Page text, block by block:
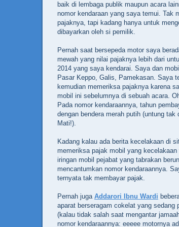
baik di lembaga publik maupun acara
nomor kendaraan yang saya temui. Tak
pajaknya, tapi kadang hanya untuk
dibayarkan oleh si pemilik.
Pernah saat bersepeda motor saya
mewah yang nilai pajaknya lebih dari
2014 yang saya kendarai. Saya dan
Pasar Keppo, Galis, Pamekasan. Saya
kemudian memeriksa pajaknya karena
mobil ini sebelumnya di sebuah acara.
Pada nomor kendaraannya, tahun
dengan bendera merah putih (untung
Mati!).
Kadang kalau ada berita kecelakaan di
memeriksa pajak mobil yang
iringan mobil pejabat yang tabrakan
mencantumkan nomor kendaraannya.
ternyata tak membayar pajak.
Pernah juga Addarori Ibnu Wardi
aparat berseragam cokelat yang sedang
(kalau tidak salah saat mengantar
nomor kendaraannya: eeeee motornya